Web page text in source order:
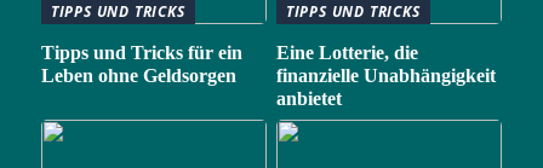
TIPPS UND TRICKS
Tipps und Tricks für ein
Leben ohne Geldsorgen
TIPPS UND TRICKS
Eine Lotterie, die
finanzielle Unabhängigkeit
anbietet